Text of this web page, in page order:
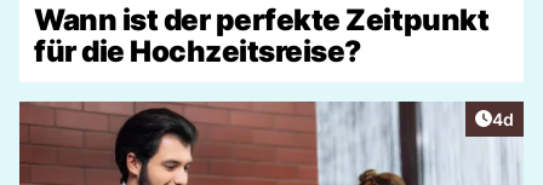
Wann ist der perfekte Zeitpunkt
für die Hochzeitsreise?
4d